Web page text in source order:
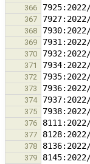
366
367
368
369
370
371
372
373
374
375
376
377
378
379